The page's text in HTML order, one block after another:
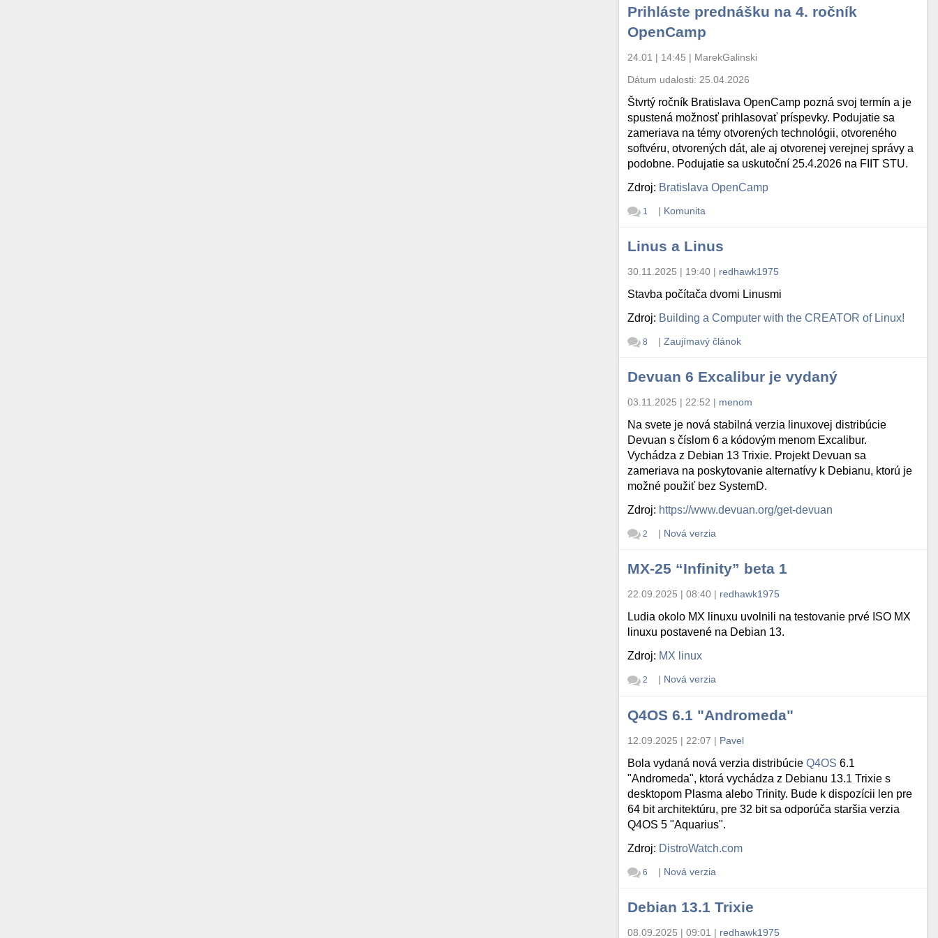
Prihláste prednášku na 4. ročník
OpenCamp
24.01 | 14:45 | MarekGalinski
Dátum udalosti: 25.04.2026
Štvrtý ročník Bratislava OpenCamp pozná svoj termín a je
spustená možnosť prihlasovať príspevky. Podujatie sa
zameriava na témy otvorených technológii, otvoreného
softvéru, otvorených dát, ale aj otvorenej verejnej správy a
podobne. Podujatie sa uskutoční 25.4.2026 na FIIT STU.
Zdroj: Bratislava OpenCamp
1 | Komunita
Linus a Linus
30.11.2025 | 19:40 | redhawk1975
Stavba počítača dvomi Linusmi
Zdroj: Building a Computer with the CREATOR of Linux!
8 | Zaujímavý článok
Devuan 6 Excalibur je vydaný
03.11.2025 | 22:52 | menom
Na svete je nová stabilná verzia linuxovej distribúcie
Devuan s číslom 6 a kódovým menom Excalibur.
Vychádza z Debian 13 Trixie. Projekt Devuan sa
zameriava na poskytovanie alternatívy k Debianu, ktorú je
možné použiť bez SystemD.
Zdroj: https://www.devuan.org/get-devuan
2 | Nová verzia
MX-25 “Infinity” beta 1
22.09.2025 | 08:40 | redhawk1975
Ludia okolo MX linuxu uvolnili na testovanie prvé ISO MX
linuxu postavené na Debian 13.
Zdroj: MX linux
2 | Nová verzia
Q4OS 6.1 "Andromeda"
12.09.2025 | 22:07 | Pavel
Bola vydaná nová verzia distribúcieQ4OS 6.1
"Andromeda", ktorá vychádza z Debianu 13.1 Trixie s
desktopom Plasma alebo Trinity. Bude k dispozícii len pre
64 bit architektúru, pre 32 bit sa odporúča staršia verzia
Q4OS 5 "Aquarius".
Zdroj: DistroWatch.com
6 | Nová verzia
Debian 13.1 Trixie
08.09.2025 | 09:01 | redhawk1975